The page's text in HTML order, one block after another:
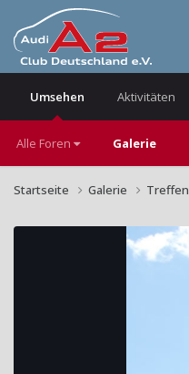
Umsehen
Alle Foren Galerie
Aktivitäten
Startseite Galerie Treffen